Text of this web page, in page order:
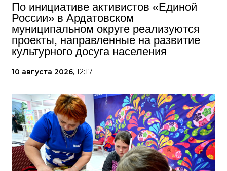
По инициативе активистов «Единой
России» в Ардатовском
муниципальном округе реализуются
проекты, направленные на развитие
культурного досуга населения
10 августа 2026, 12:17